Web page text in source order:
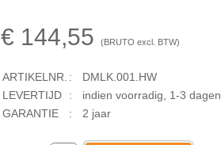
€ 144,55 (BRUTO excl. BTW)
ARTIKELNR. :
DMLK.001.HW
LEVERTIJD
:
indien voorradig, 1-3 dagen
GARANTIE
: 2 jaar